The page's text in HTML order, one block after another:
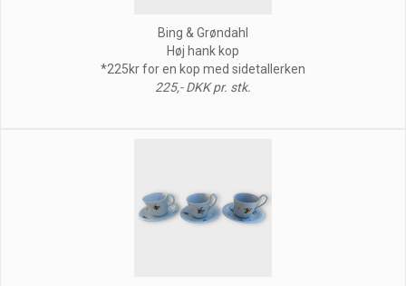
Bing & Grøndahl
Høj hank kop
*225kr for en kop med sidetallerken
225,- DKK pr. stk.